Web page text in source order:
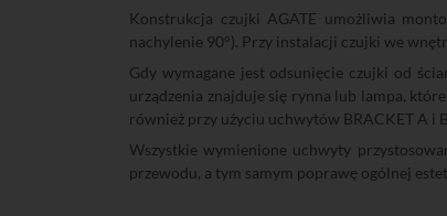
Konstrukcja czujki AGATE umożliwia
nachylenie 90°). Przy instalacji czujki we
Gdy wymagane jest odsunięcie czujki od
urządzenia znajduje się rynna lub lampa,
również przy użyciu uchwytów BRACKET A i
Wszystkie wymienione uchwyty
przewodu, a tym samym poprawę ogólnej